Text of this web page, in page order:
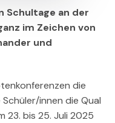
an der
im Zeichen von
und
die
innen die Qual
23. bis 25. Juli 2025